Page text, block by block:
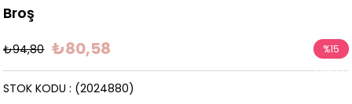
Broş
₺94,80 ₺80,58 %15
İndirim
(2024880)
STOK KODU